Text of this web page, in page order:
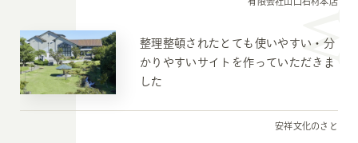
整理整頓されたとても使いやすい・分
かりやすいサイトを作っていただきま
した
安祥文化のさと